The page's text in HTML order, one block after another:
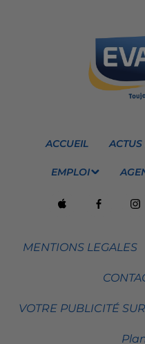
ACCUEIL
EMPLOI
MENTIONS LEGALES
VOTRE PUBLICITÉ